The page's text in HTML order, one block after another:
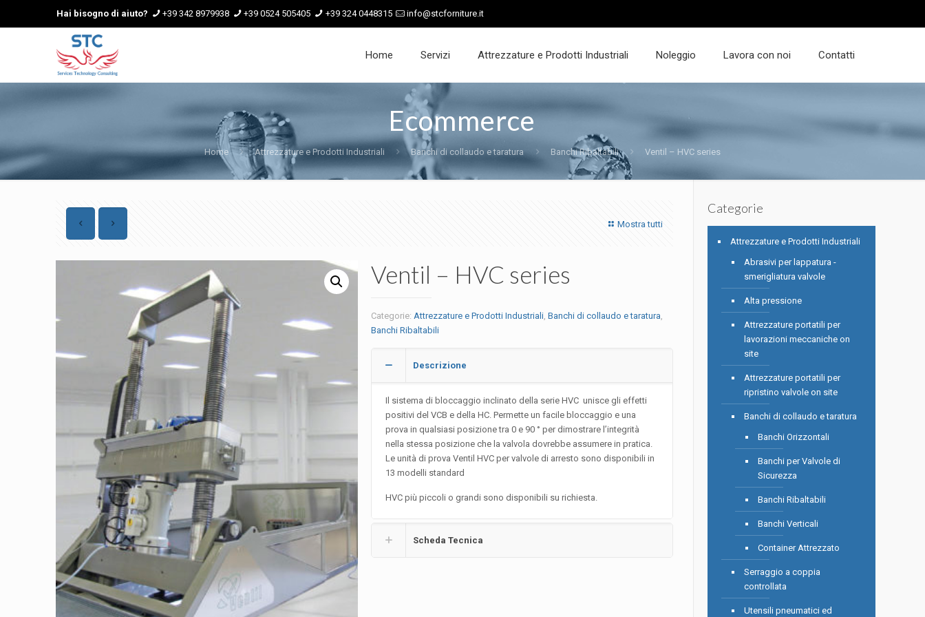
Hai bisogno di aiuto? +39 342 8979938 +39 0524 505405 +39 324 0448315 info@stcforniture.it
Home Servizi Attrezzature e Prodotti Industriali Noleggio Lavora con noi Contatti
Ecommerce
Home Attrezzature e Prodotti Industriali Banchi di collaudo e taratura Banchi Ribaltabili Ventil – HVC series
Mostra tutti
Ventil – HVC series
Categorie: Attrezzature e Prodotti Industriali, Banchi di collaudo e taratura,
Banchi Ribaltabili
Descrizione
Il sistema di bloccaggio inclinato della serie HVC unisce gli effetti
positivi del VCB e della HC. Permette un facile bloccaggio e una
prova in qualsiasi posizione tra 0 e 90 ° per dimostrare l’integrità
nella stessa posizione che la valvola dovrebbe assumere in pratica.
Le unità di prova Ventil HVC per valvole di arresto sono disponibili in
13 modelli standard
HVC più piccoli o grandi sono disponibili su richiesta.
Scheda Tecnica
Categorie
Attrezzature e Prodotti Industriali
Abrasivi per lappatura -
smerigliatura valvole
Alta pressione
Attrezzature portatili per
lavorazioni meccaniche on
site
Attrezzature portatili per
ripristino valvole on site
Banchi di collaudo e taratura
Banchi Orizzontali
Banchi per Valvole di
Sicurezza
Banchi Ribaltabili
Banchi Verticali
Container Attrezzato
Serraggio a coppia
controllata
Utensili pneumatici ed